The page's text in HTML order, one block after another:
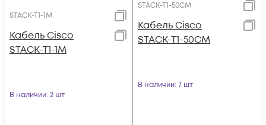
STACK-T1-1M
Кабель Cisco
STACK-T1-1M
В наличии: 2 шт
STACK-T1-50CM
Кабель Cisco
STACK-T1-50CM
В наличии: 7 шт